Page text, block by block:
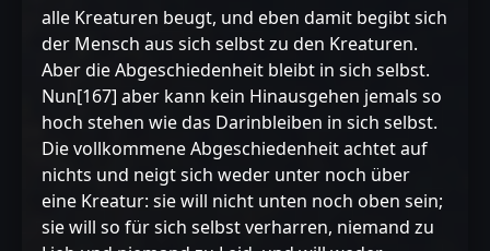
alle Kreaturen beugt, und eben damit begibt sich
der Mensch aus sich selbst zu den Kreaturen.
Aber die Abgeschiedenheit bleibt in sich selbst.
Nun[167] aber kann kein Hinausgehen jemals so
hoch stehen wie das Darinbleiben in sich selbst.
Die vollkommene Abgeschiedenheit achtet auf
nichts und neigt sich weder unter noch über
eine Kreatur: sie will nicht unten noch oben sein;
sie will so für sich selbst verharren, niemand zu